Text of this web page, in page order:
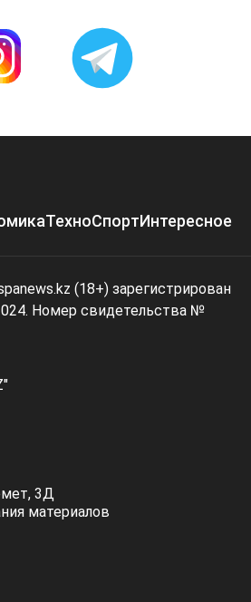
ТехноСпортИнтересное
(18+) зарегистрирован
Номер свидетельства №
3Д
материалов